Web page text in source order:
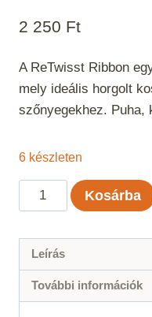
2 250 Ft
A ReTwisst Ribbon
mely ideális horgolt
szőnyegekhez. Puha,
6 készleten
ReTwisst
Ribbon
Mélylila
mennyiség
Kosárba
Leírás
További információk